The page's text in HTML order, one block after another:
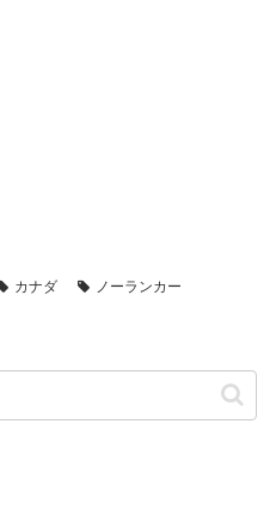
カナダ
ノーランカー